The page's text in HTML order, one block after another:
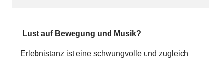
Lust auf Bewegung und Musik?
Erlebnistanz ist eine schwungvolle und zugleich